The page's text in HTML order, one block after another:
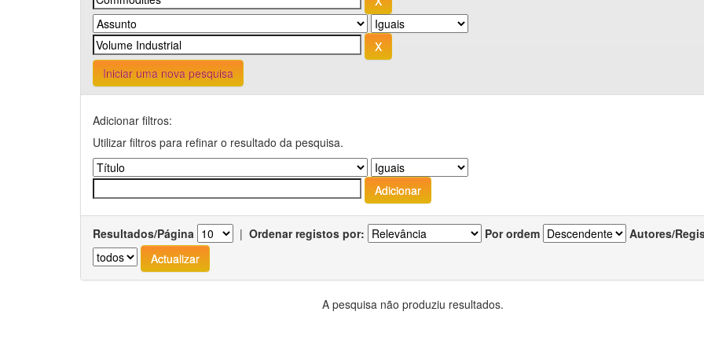
Iniciar uma nova pesquisa
Adicionar filtros:
Utilizar filtros para refinar o resultado da pesquisa.
Resultados/Página | Ordenar registos por: Por ordem Autores/
A pesquisa não produziu resultados.